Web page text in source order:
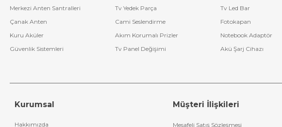
Merkezi Anten Santralleri
Tv Yedek Parça Tv Led Bar
Çanak Anten
Cami Seslendirme Fotokapan
Kuru Aküler
Akım Korumalı Prizler Notebook Adaptör
Güvenlik Sistemleri
Tv Panel Değişimi Akü Şarj Cihazı
Kurumsal
Hakkımızda
Müşteri İlişkileri
Mesafeli Satış Sözleşmesi